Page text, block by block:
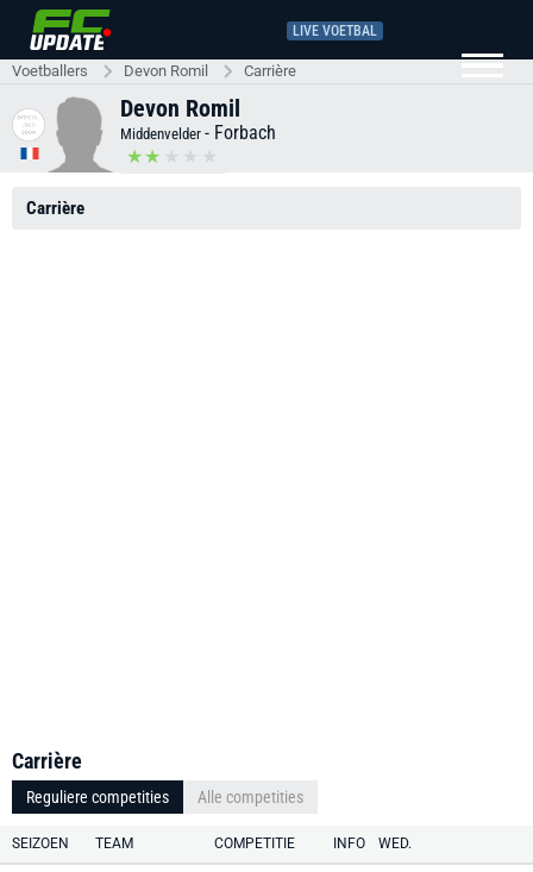
LIVE VOETBAL
Voetballers Devon Romil Carrière
Devon Romil
Middenvelder - Forbach
Carrière
Carrière
Reguliere competities Alle competities
SEIZOEN TEAM COMPETITIE INFO WED.